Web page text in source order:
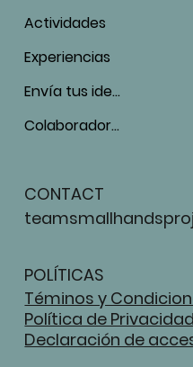
Actividades
Experiencias
Envía tus ideas
Colaboradores
CONTACT
POLÍTICAS
Téminos y
Política de Privacidad
Declaración de